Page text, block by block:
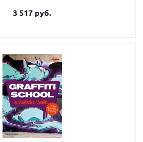
3 517 руб.